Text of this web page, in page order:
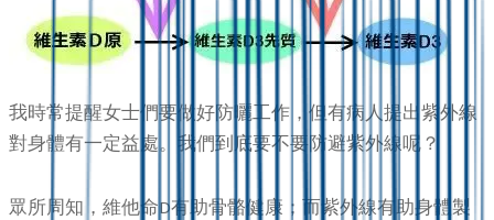
我時常提醒女士們要做好防曬工作，但有病人提出紫外線
對身體有一定益處。我們到底要不要防避紫外線呢？
眾所周知，維他命D有助骨骼健康；而紫外線有助身體製